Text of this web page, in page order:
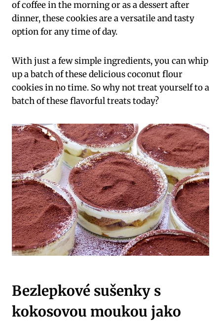
of coffee in the morning or as a dessert after
dinner, these cookies are a versatile and tasty
option for any time of day.
With just a few simple ingredients, you can whip
up a batch of these delicious coconut flour
cookies in no time. So why not treat yourself to a
batch of these flavorful treats today?
Bezlepkové sušenky s
kokosovou moukou jako